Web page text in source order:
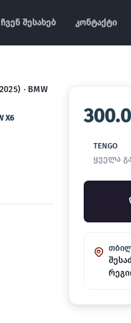
ჩვენ შესახებ კონტაქტი
· BMW
X6
TENGO
ყველა